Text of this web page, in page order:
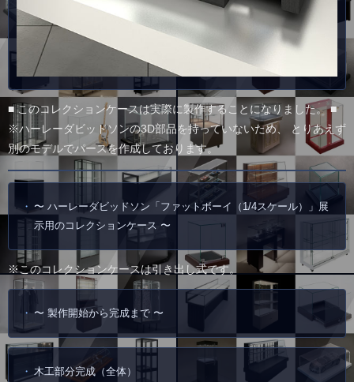
■ このコレクションケースは実際に製作することになりました。 ■
※ハーレーダビッドソンの3D部品を持っていないため、 とりあえず
別のモデルでパースを作成しております。
〜 ハーレーダビッドソン「ファットボーイ（1/4スケール）」展
示用のコレクションケース 〜
※このコレクションケースは引き出し式です。
〜 製作開始から完成まで 〜
木工部分完成（全体）